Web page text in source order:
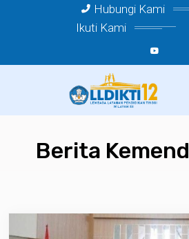
Hubungi Kami
Ikuti Kami
Berita